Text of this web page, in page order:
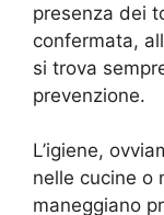
presenza dei
confermata,
si trova
prevenzione.
L’igiene,
nelle cucine o
maneggiano